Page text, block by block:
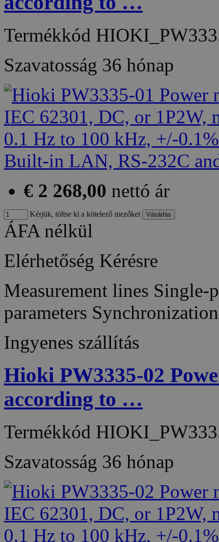
Termékkód
Szavatosság 36 hónap
€ 2 268,00 nettó ár
Kérjük, töltse ki a kötelező mezőket
ÁFA nélkül
Elérhetőség Kérésre
Measurement lines
parameters
Ingyenes szállítás
Hioki PW3335-02
according to …
Termékkód
Szavatosság 36 hónap